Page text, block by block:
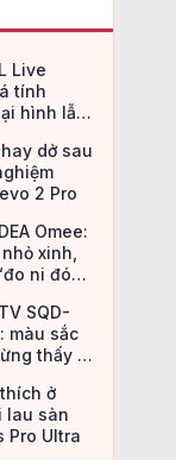
Live
tính
hình lẫn
dở sau
2 Pro
Omee:
xinh,
ni đóng
SQD-
màu sắc
thấy ở
ở
lau sàn
Pro Ultra